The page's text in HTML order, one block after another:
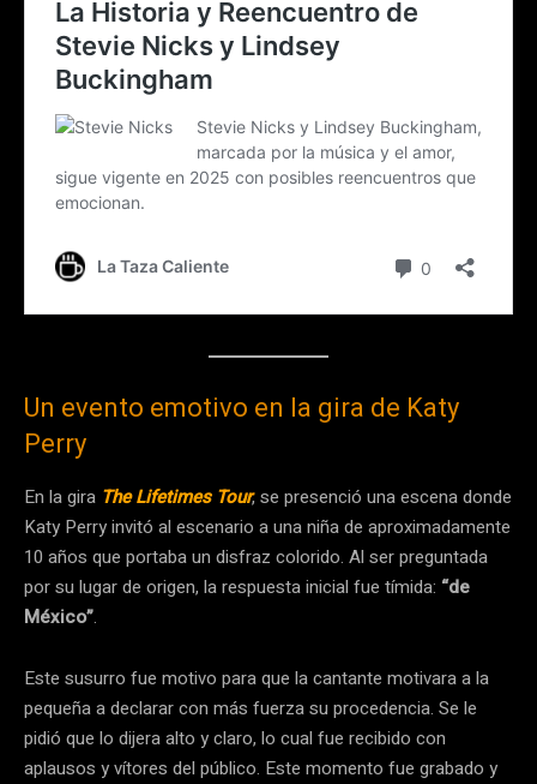
Un evento emotivo en la gira de Katy
Perry
En la gira The Lifetimes Tour, se presenció una escena donde
Katy Perry invitó al escenario a una niña de aproximadamente
10 años que portaba un disfraz colorido. Al ser preguntada
por su lugar de origen, la respuesta inicial fue tímida: “de
México”.
Este susurro fue motivo para que la cantante motivara a la
pequeña a declarar con más fuerza su procedencia. Se le
pidió que lo dijera alto y claro, lo cual fue recibido con
aplausos y vítores del público. Este momento fue grabado y